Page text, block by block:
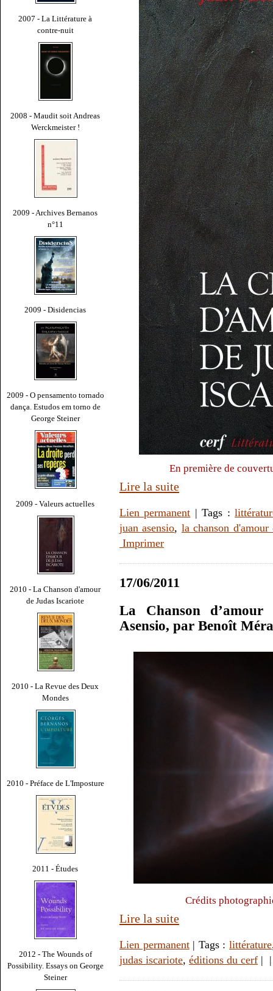
2007 - La Littérature à
contre-nuit
2008 - Maudit soit Andreas
Werckmeister !
2009 - Archives Bernanos
n°11
2009 - Disidencias
2009 - O pensamento tornado
dança. Estudos em torno de
George Steiner
2009 - Valeurs actuelles
2010 - La Chanson d'amour
de Judas Iscariote
2010 - La Revue des Deux
Mondes
2010 - Préface de L'Imposture
2011 - Études
2012 - The Wounds of
Possibility. Essays on George
Steiner
En première de
Lire la suite
Lien permanent | Tags :
juan asensio, la chanson
Imprimer
17/06/2011
La Chanson
Asensio, par Benoît
Crédits
Lire la suite
Lien permanent| Tags :littérature
judas iscariote, éditions du cerf |